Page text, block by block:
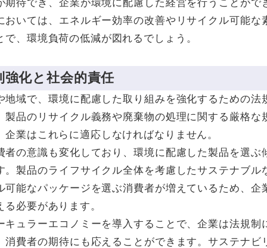
期待でき、企業が環境に配慮した経営を行うことがで
おいては、エネルギー効率の改善やリサイクル可能な
で、環境負荷の低減が図れるでしょう。
強化と社会的責任
地域で、環境に配慮した取り組みを強化するための法
製品のリサイクル義務や廃棄物の処理に関する厳格な
企業はこれらに適応しなければなりません。
者の意識も変化しており、環境に配慮した製品を選ぶ
。製品のライフサイクル全体を考慮したサステナブル
可能なパッケージを選ぶ消費者が増えているため、企
る必要があります。
キュラーエコノミーを導入することで、企業は法規制
消費者の期待にも応えることができます。サステナビ